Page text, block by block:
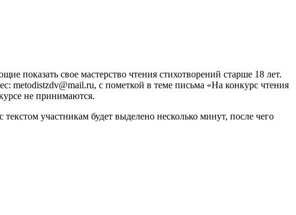
показать свое мастерство чтения стихотворений старше 18 лет.
metodistzdv@mail.ru, с пометкой в теме письма «На конкурс чтения
не принимаются.
участникам будет выделено несколько минут, после чего